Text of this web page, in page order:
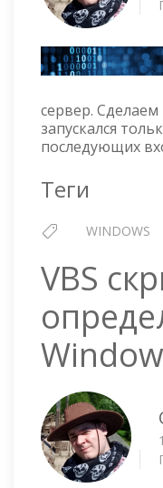
сервер.
запускался
последующих
Теги
WINDOWS
VBS